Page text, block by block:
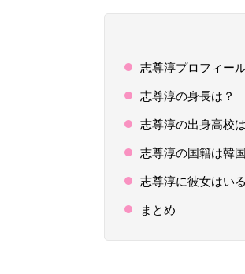
志尊淳プロフィー
志尊淳の身長は？
志尊淳の出身高校
志尊淳の国籍は韓
志尊淳に彼女はい
まとめ